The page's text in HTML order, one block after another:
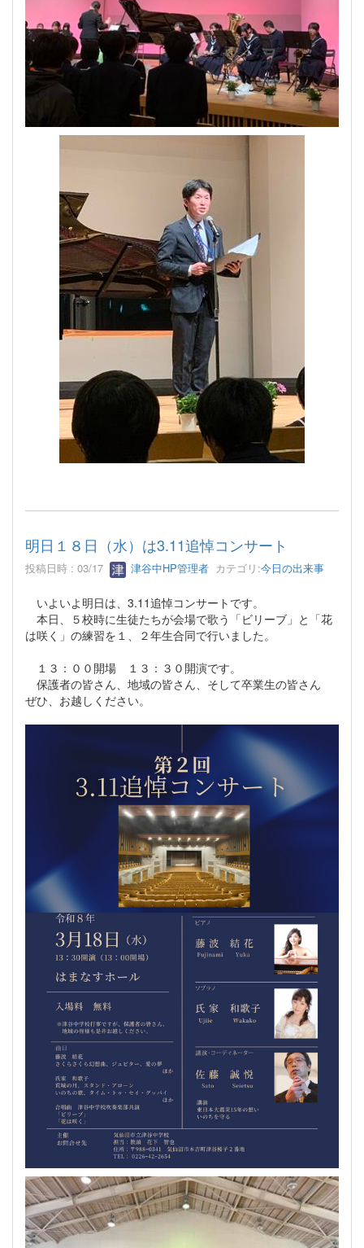
明日１８日（水）は3.11追悼コンサート
投稿日時 : 03/17 津谷中HP管理者 カテゴリ:今日の出来事
いよいよ明日は、3.11追悼コンサートです。
本日、５校時に生徒たちが会場で歌う「ビリーブ」と「花
は咲く」の練習を１、２年生合同で行いました。
１３：００開場 １３：３０開演です。
保護者の皆さん、地域の皆さん、そして卒業生の皆さん
ぜひ、お越しください。